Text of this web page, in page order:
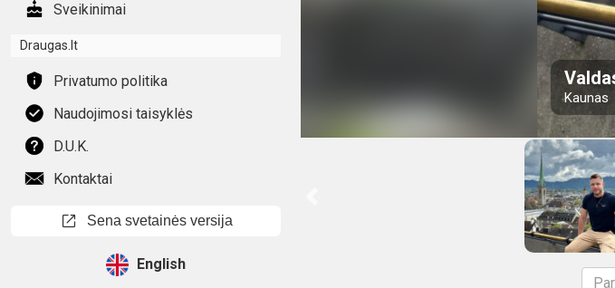
Sveikinimai
Draugas.lt
Privatumo politika
Naudojimosi taisyklės
D.U.K.
Kontaktai
open_in_new Sena svetainės versija
English
Kaunas